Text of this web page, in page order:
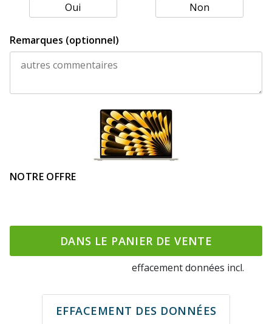
Oui
Non
Remarques (optionnel)
NOTRE OFFRE
DANS LE PANIER DE VENTE
effacement données incl.
EFFACEMENT DES DONNÉES